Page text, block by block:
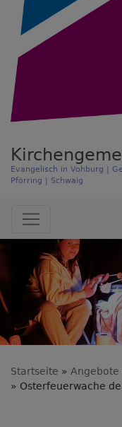
Evangelisch in Vohburg |
Pförring | Schwaig
Startseite Angebote
Osterfeuerwache